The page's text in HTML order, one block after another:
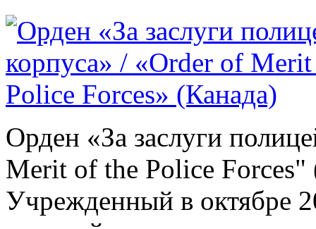
Орден «За заслуги
Merit of the Police Forces"
Учрежденный в октябре